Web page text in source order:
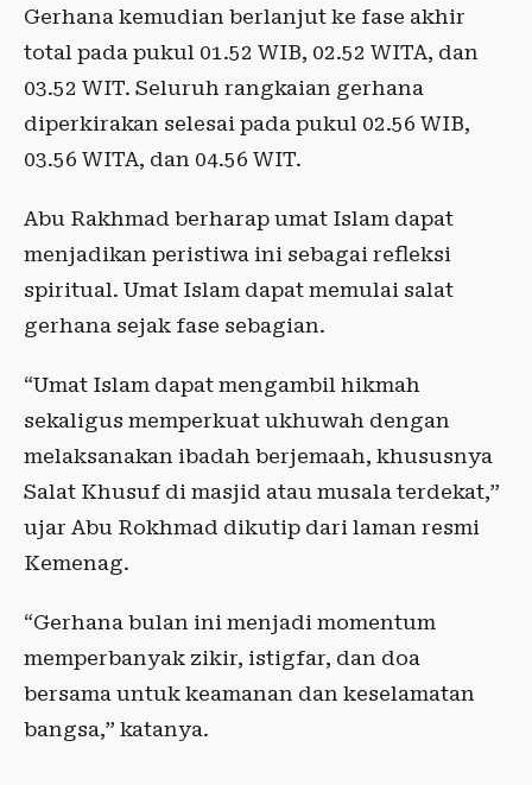
Gerhana kemudian berlanjut ke fase akhir
total pada pukul 01.52 WIB, 02.52 WITA, dan
03.52 WIT. Seluruh rangkaian gerhana
diperkirakan selesai pada pukul 02.56 WIB,
03.56 WITA, dan 04.56 WIT.
Abu Rakhmad berharap umat Islam dapat
menjadikan peristiwa ini sebagai refleksi
spiritual. Umat Islam dapat memulai salat
gerhana sejak fase sebagian.
“Umat Islam dapat mengambil hikmah
sekaligus memperkuat ukhuwah dengan
melaksanakan ibadah berjemaah, khususnya
Salat Khusuf di masjid atau musala terdekat,”
ujar Abu Rokhmad dikutip dari laman resmi
Kemenag.
“Gerhana bulan ini menjadi momentum
memperbanyak zikir, istigfar, dan doa
bersama untuk keamanan dan keselamatan
bangsa,” katanya.